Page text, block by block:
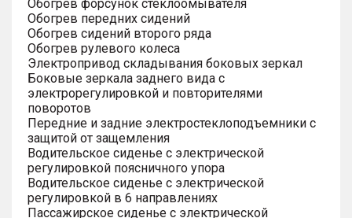
Обогрев форсунок стеклоомывателя
Обогрев передних сидений
Обогрев сидений второго ряда
Обогрев рулевого колеса
Электропривод складывания боковых зеркал
Боковые зеркала заднего вида с
электрорегулировкой и повторителями
поворотов
Передние и задние электростеклоподъемники с
защитой от защемления
Водительское сиденье с электрической
регулировкой поясничного упора
Водительское сиденье с электрической
регулировкой в 6 направлениях
Пассажирское сиденье с электрической